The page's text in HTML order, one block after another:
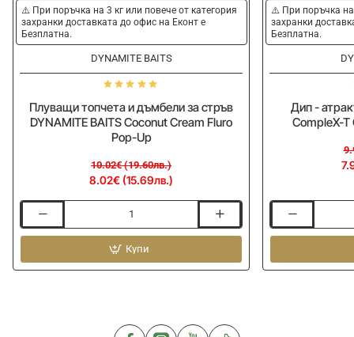
-20%
⚠️ При поръчка на 3 кг или повече от категория
захранки доставката до офис на Еконт е
Безплатна.
DYNAMITE BAITS
Плуващи топчета и дъмбели за стръв
DYNAMITE BAITS Coconut Cream Fluro
Pop-Up
8.02€ (15.69лв.)
10.02€ (19.60лв.)
топчета
дъмбели
Купи
-20%
⚠️ При поръчка на
захранки
Безплатна.
Дип -
CompleX-T
-
DYNAMITE